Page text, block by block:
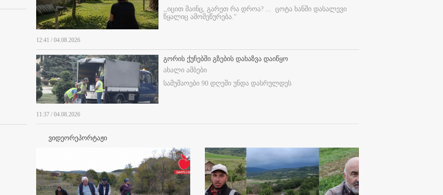
,,იცით მაინც, გარეთ რა დროა? ... ცოტა ხანში დასალევი
წყალიც ამომეწურება."
12:41 / 04.08.2026
გორის ქუჩებში გზების დახაზვა დაიწყო
ახალი ამბები
სამუშაოები 90 დღეში უნდა დასრულდეს
11:37 / 04.08.2026
ვიდეორეპორტაჟი